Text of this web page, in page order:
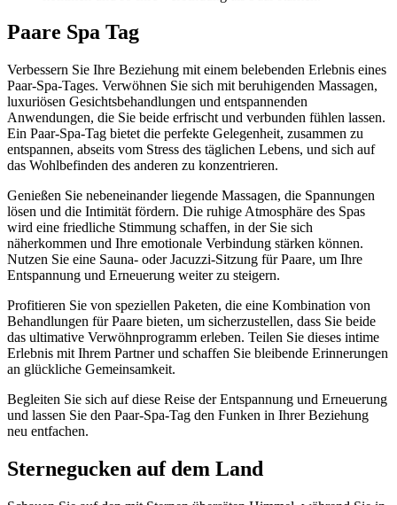
Paare Spa Tag
Verbessern Sie Ihre Beziehung mit einem belebenden Erlebnis eines
Paar-Spa-Tages. Verwöhnen Sie sich mit beruhigenden Massagen,
luxuriösen Gesichtsbehandlungen und entspannenden
Anwendungen, die Sie beide erfrischt und verbunden fühlen lassen.
Ein Paar-Spa-Tag bietet die perfekte Gelegenheit, zusammen zu
entspannen, abseits vom Stress des täglichen Lebens, und sich auf
das Wohlbefinden des anderen zu konzentrieren.
Genießen Sie nebeneinander liegende Massagen, die Spannungen
lösen und die Intimität fördern. Die ruhige Atmosphäre des Spas
wird eine friedliche Stimmung schaffen, in der Sie sich
näherkommen und Ihre emotionale Verbindung stärken können.
Nutzen Sie eine Sauna- oder Jacuzzi-Sitzung für Paare, um Ihre
Entspannung und Erneuerung weiter zu steigern.
Profitieren Sie von speziellen Paketen, die eine Kombination von
Behandlungen für Paare bieten, um sicherzustellen, dass Sie beide
das ultimative Verwöhnprogramm erleben. Teilen Sie dieses intime
Erlebnis mit Ihrem Partner und schaffen Sie bleibende Erinnerungen
an glückliche Gemeinsamkeit.
Begleiten Sie sich auf diese Reise der Entspannung und Erneuerung
und lassen Sie den Paar-Spa-Tag den Funken in Ihrer Beziehung
neu entfachen.
Sternegucken auf dem Land